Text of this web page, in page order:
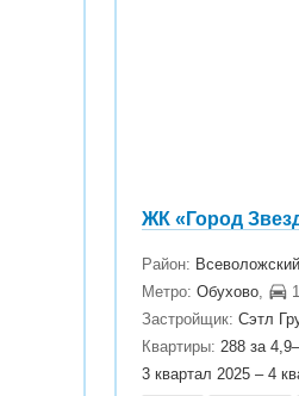
ЖК «Город
Район:
Метро: Обухово,
Застройщик:Сэтл
Квартиры:288 за
3 квартал 2025 – 4